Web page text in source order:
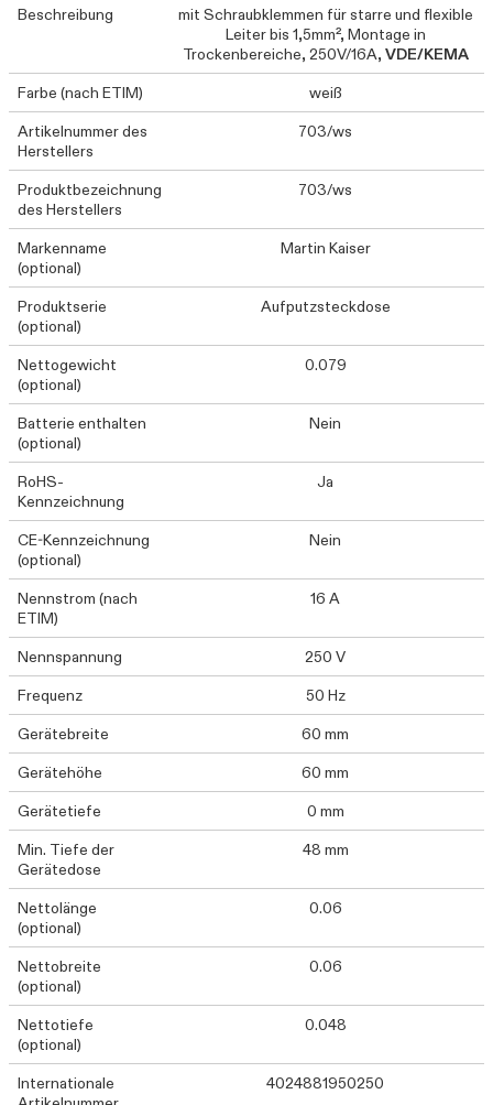
Beschreibung
mit Schraubklemmen für starre und flexible
Leiter bis 1,5mm², Montage in
Trockenbereiche, 250V/16A, VDE/KEMA
Farbe (nach ETIM)
weiß
Artikelnummer des
Herstellers
703/ws
Produktbezeichnung
des Herstellers
703/ws
Markenname
(optional)
Martin Kaiser
Produktserie
(optional)
Aufputzsteckdose
Nettogewicht
(optional)
0.079
Batterie enthalten
(optional)
Nein
RoHS-
Kennzeichnung
Ja
CE-Kennzeichnung
(optional)
Nein
Nennstrom (nach
ETIM)
16 A
Nennspannung
250 V
Frequenz
50 Hz
Gerätebreite
60 mm
Gerätehöhe
60 mm
Gerätetiefe
0 mm
Min. Tiefe der
Gerätedose
48 mm
Nettolänge
(optional)
0.06
Nettobreite
(optional)
0.06
Nettotiefe
(optional)
0.048
Internationale
4024881950250